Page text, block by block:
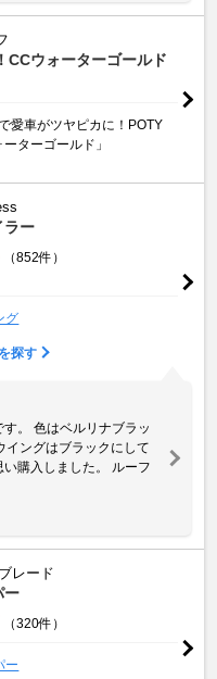
CCウォーターゴールド
愛車がツヤピカに！POTY
ターゴールド」
ラー
（852件）
グ
探す
。 色はベルリナブラッ
イングはブラックにして
購入しました。 ルーフ
レード
ー
（320件）
ー